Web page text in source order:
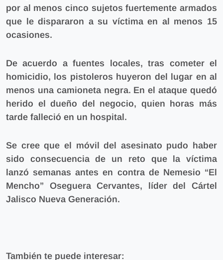
por al menos cinco sujetos fuertemente armados
que le dispararon a su víctima en al menos 15
ocasiones.
De acuerdo a fuentes locales, tras cometer el
homicidio, los pistoleros huyeron del lugar en al
menos una camioneta negra. En el ataque quedó
herido el dueño del negocio, quien horas más
tarde falleció en un hospital.
Se cree que el móvil del asesinato pudo haber
sido consecuencia de un reto que la víctima
lanzó semanas antes en contra de Nemesio “El
Mencho” Oseguera Cervantes, líder del Cártel
Jalisco Nueva Generación.
También te puede interesar: